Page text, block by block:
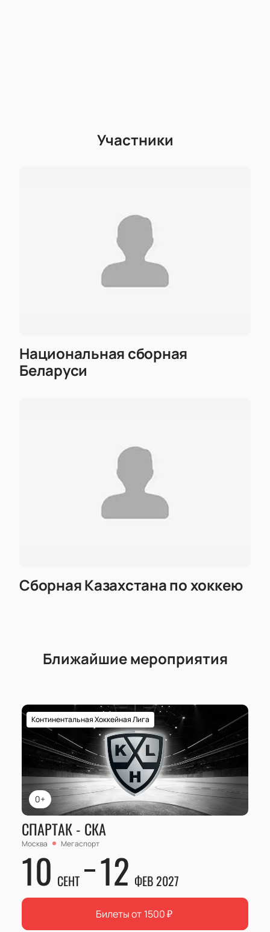
Участники
Национальная сборная
Беларуси
Сборная Казахстана по хоккею
Ближайшие мероприятия
0+
Континентальная Хоккейная Лига
СПАРТАК - СКА
Москва Мегаспорт
10 СЕНТ 12 ФЕВ 2027
Билеты от 1500₽